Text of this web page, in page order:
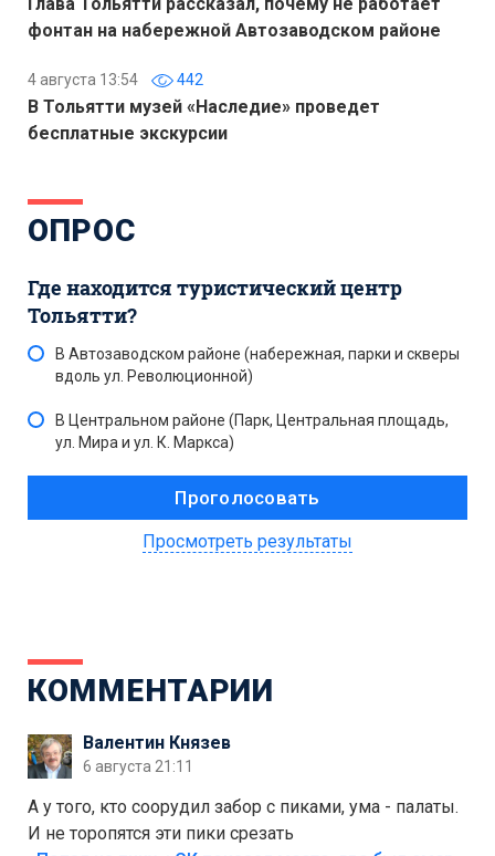
Глава Тольятти рассказал, почему не работает
фонтан на набережной Автозаводском районе
4 августа 13:54 442
В Тольятти музей «Наследие» проведет
бесплатные экскурсии
ОПРОС
Где находится туристический центр
Тольятти?
В Автозаводском районе (набережная, парки и скверы
вдоль ул. Революционной)
В Центральном районе (Парк, Центральная площадь,
ул. Мира и ул. К. Маркса)
Просмотреть результаты
КОММЕНТАРИИ
Валентин Князев
6 августа 21:11
А у того, кто соорудил забор с пиками, ума - палаты.
И не торопятся эти пики срезать